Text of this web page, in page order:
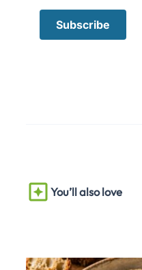
You’ll also love